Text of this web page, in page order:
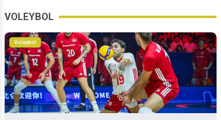
VOLEYBOL
Voleybol